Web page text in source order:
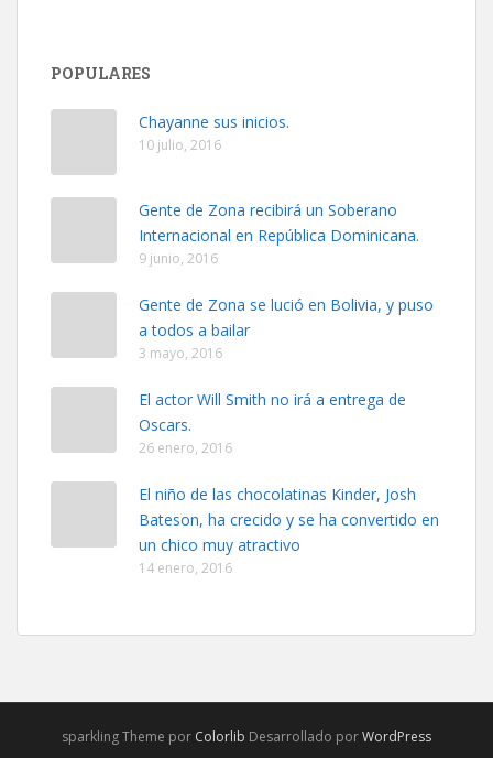
POPULARES
Chayanne sus inicios.
10 julio, 2016
Gente de Zona recibirá un Soberano
Internacional en República Dominicana.
9 junio, 2016
Gente de Zona se lució en Bolivia, y puso
a todos a bailar
3 mayo, 2016
El actor Will Smith no irá a entrega de
Oscars.
26 enero, 2016
El niño de las chocolatinas Kinder, Josh
Bateson, ha crecido y se ha convertido en
un chico muy atractivo
14 enero, 2016
sparkling Theme por Colorlib Desarrollado porWordPress